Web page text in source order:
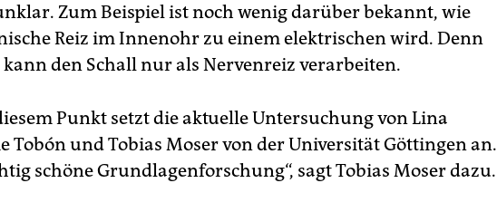
Zum Beispiel ist noch wenig darüber bekannt, wie
Reiz im Innenohr zu einem elektrischen wird. Denn
den Schall nur als Nervenreiz verarbeiten.
Punkt setzt die aktuelle Untersuchung von Lina
Tobón und Tobias Moser von der Universität Göttingen an.
schöne Grundlagenforschung“, sagt Tobias Moser dazu.